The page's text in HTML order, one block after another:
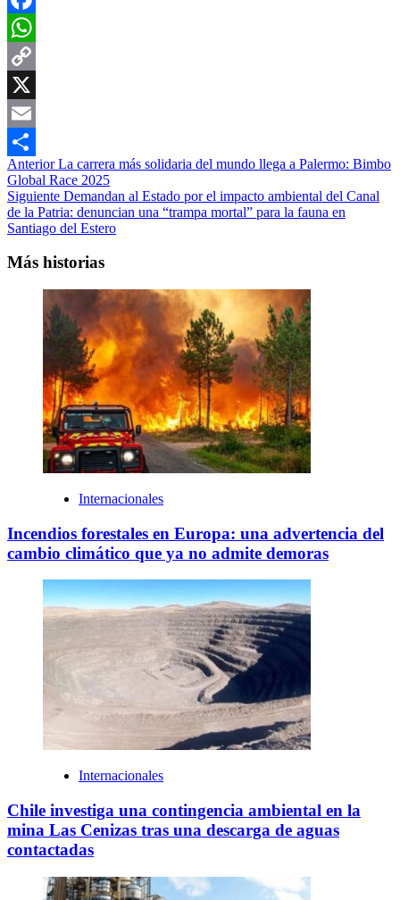
Facebook
WhatsApp
Copy
Link
X
Email
Compartir
Navegación
de
entradas
AnteriorLa carrera más solidaria del mundo llega a Palermo: Bimbo
Global Race 2025
Siguiente Demandan al Estado por el impacto ambiental del Canal
de la Patria: denuncian una “trampa mortal” para la fauna en
Santiago del Estero
Más historias
Internacionales
Incendios forestales en Europa: una advertencia del
cambio climático que ya no admite demoras
Internacionales
Chile investiga una contingencia ambiental en la
mina Las Cenizas tras una descarga de aguas
contactadas